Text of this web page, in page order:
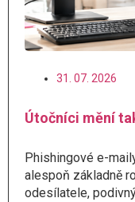
31. 07. 2026
Útočníci mění
Phishingové e-
alespoň základně
odesílatele,